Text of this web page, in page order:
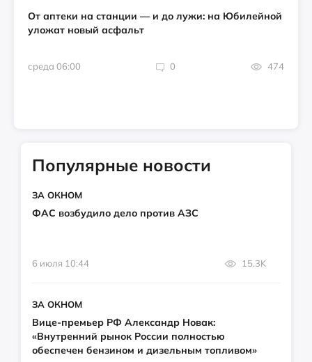
От аптеки на станции — и до лужи: на Юбилейной
уложат новый асфальт
среда 06:00 0 474
Популярные новости
ЗА ОКНОМ
ФАС возбудило дело против АЗС
6 июля 10:44 15.3K
ЗА ОКНОМ
Вице-премьер РФ Александр Новак:
«Внутренний рынок России полностью
обеспечен бензином и дизельным топливом»